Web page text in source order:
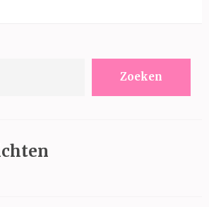
Zoeken